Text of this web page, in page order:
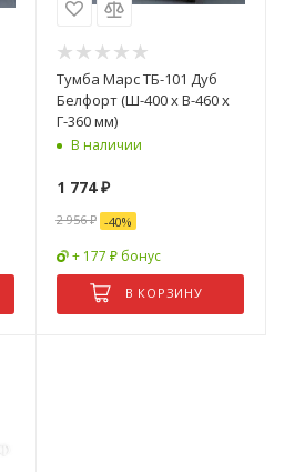
Тумба Марс ТБ-101 Дуб
Белфорт (Ш-400 x В-460 x
Г-360 мм)
В наличии
1 774₽
2 956₽ -40%
+ 177 ₽ бонус
В КОРЗИНУ